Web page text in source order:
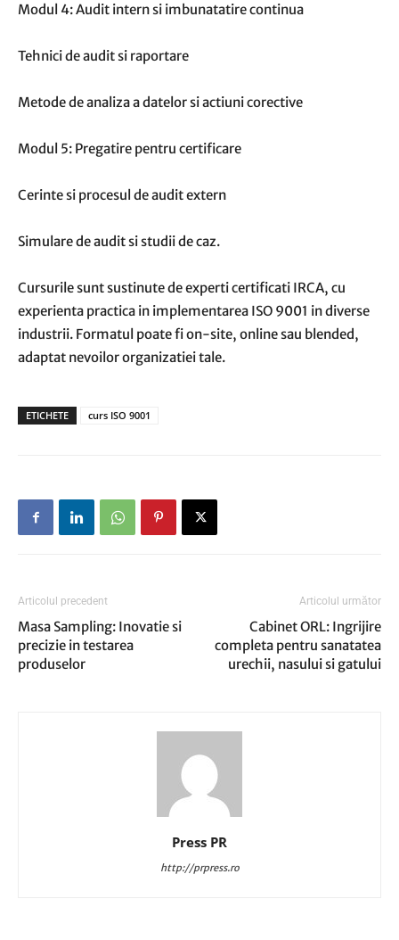
Modul 4: Audit intern si imbunatatire continua
Tehnici de audit si raportare
Metode de analiza a datelor si actiuni corective
Modul 5: Pregatire pentru certificare
Cerinte si procesul de audit extern
Simulare de audit si studii de caz.
Cursurile sunt sustinute de experti certificati IRCA, cu
experienta practica in implementarea ISO 9001 in diverse
industrii. Formatul poate fi on-site, online sau blended,
adaptat nevoilor organizatiei tale.
ETICHETE curs ISO 9001
Articolul precedent
Masa Sampling: Inovatie si
precizie in testarea
produselor
Articolul următor
Cabinet ORL: Ingrijire
completa pentru sanatatea
urechii, nasului si gatului
Press PR
http://prpress.ro